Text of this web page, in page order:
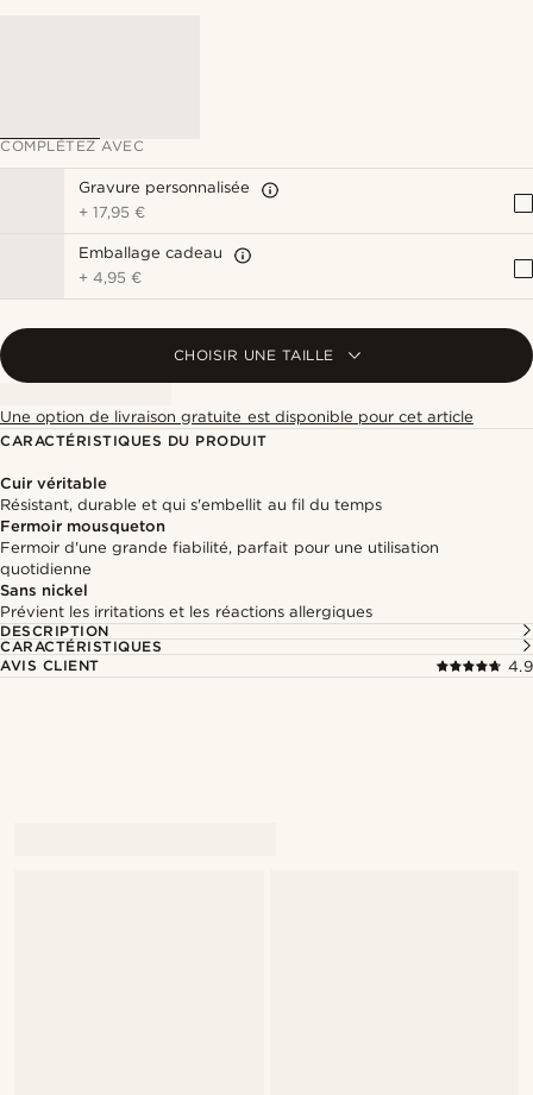
COMPLÉTEZ AVEC
Gravure personnalisée
+17,95 €
Emballage cadeau
+4,95 €
CHOISIR UNE TAILLE
Une option de livraison gratuite est disponible pour cet article
CARACTÉRISTIQUES DU PRODUIT
Cuir véritable
Résistant, durable et qui s'embellit au fil du temps
Fermoir mousqueton
Fermoir d'une grande fiabilité, parfait pour une utilisation
quotidienne
Sans nickel
Prévient les irritations et les réactions allergiques
DESCRIPTION
CARACTÉRISTIQUES
AVIS CLIENT
4.9